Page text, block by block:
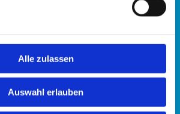
Alle zulassen
Auswahl erlauben